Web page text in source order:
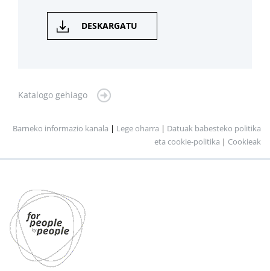
DESKARGATU
Katalogo gehiago
Barneko informazio kanala | Lege oharra | Datuak babesteko politika
eta cookie-politika | Cookieak